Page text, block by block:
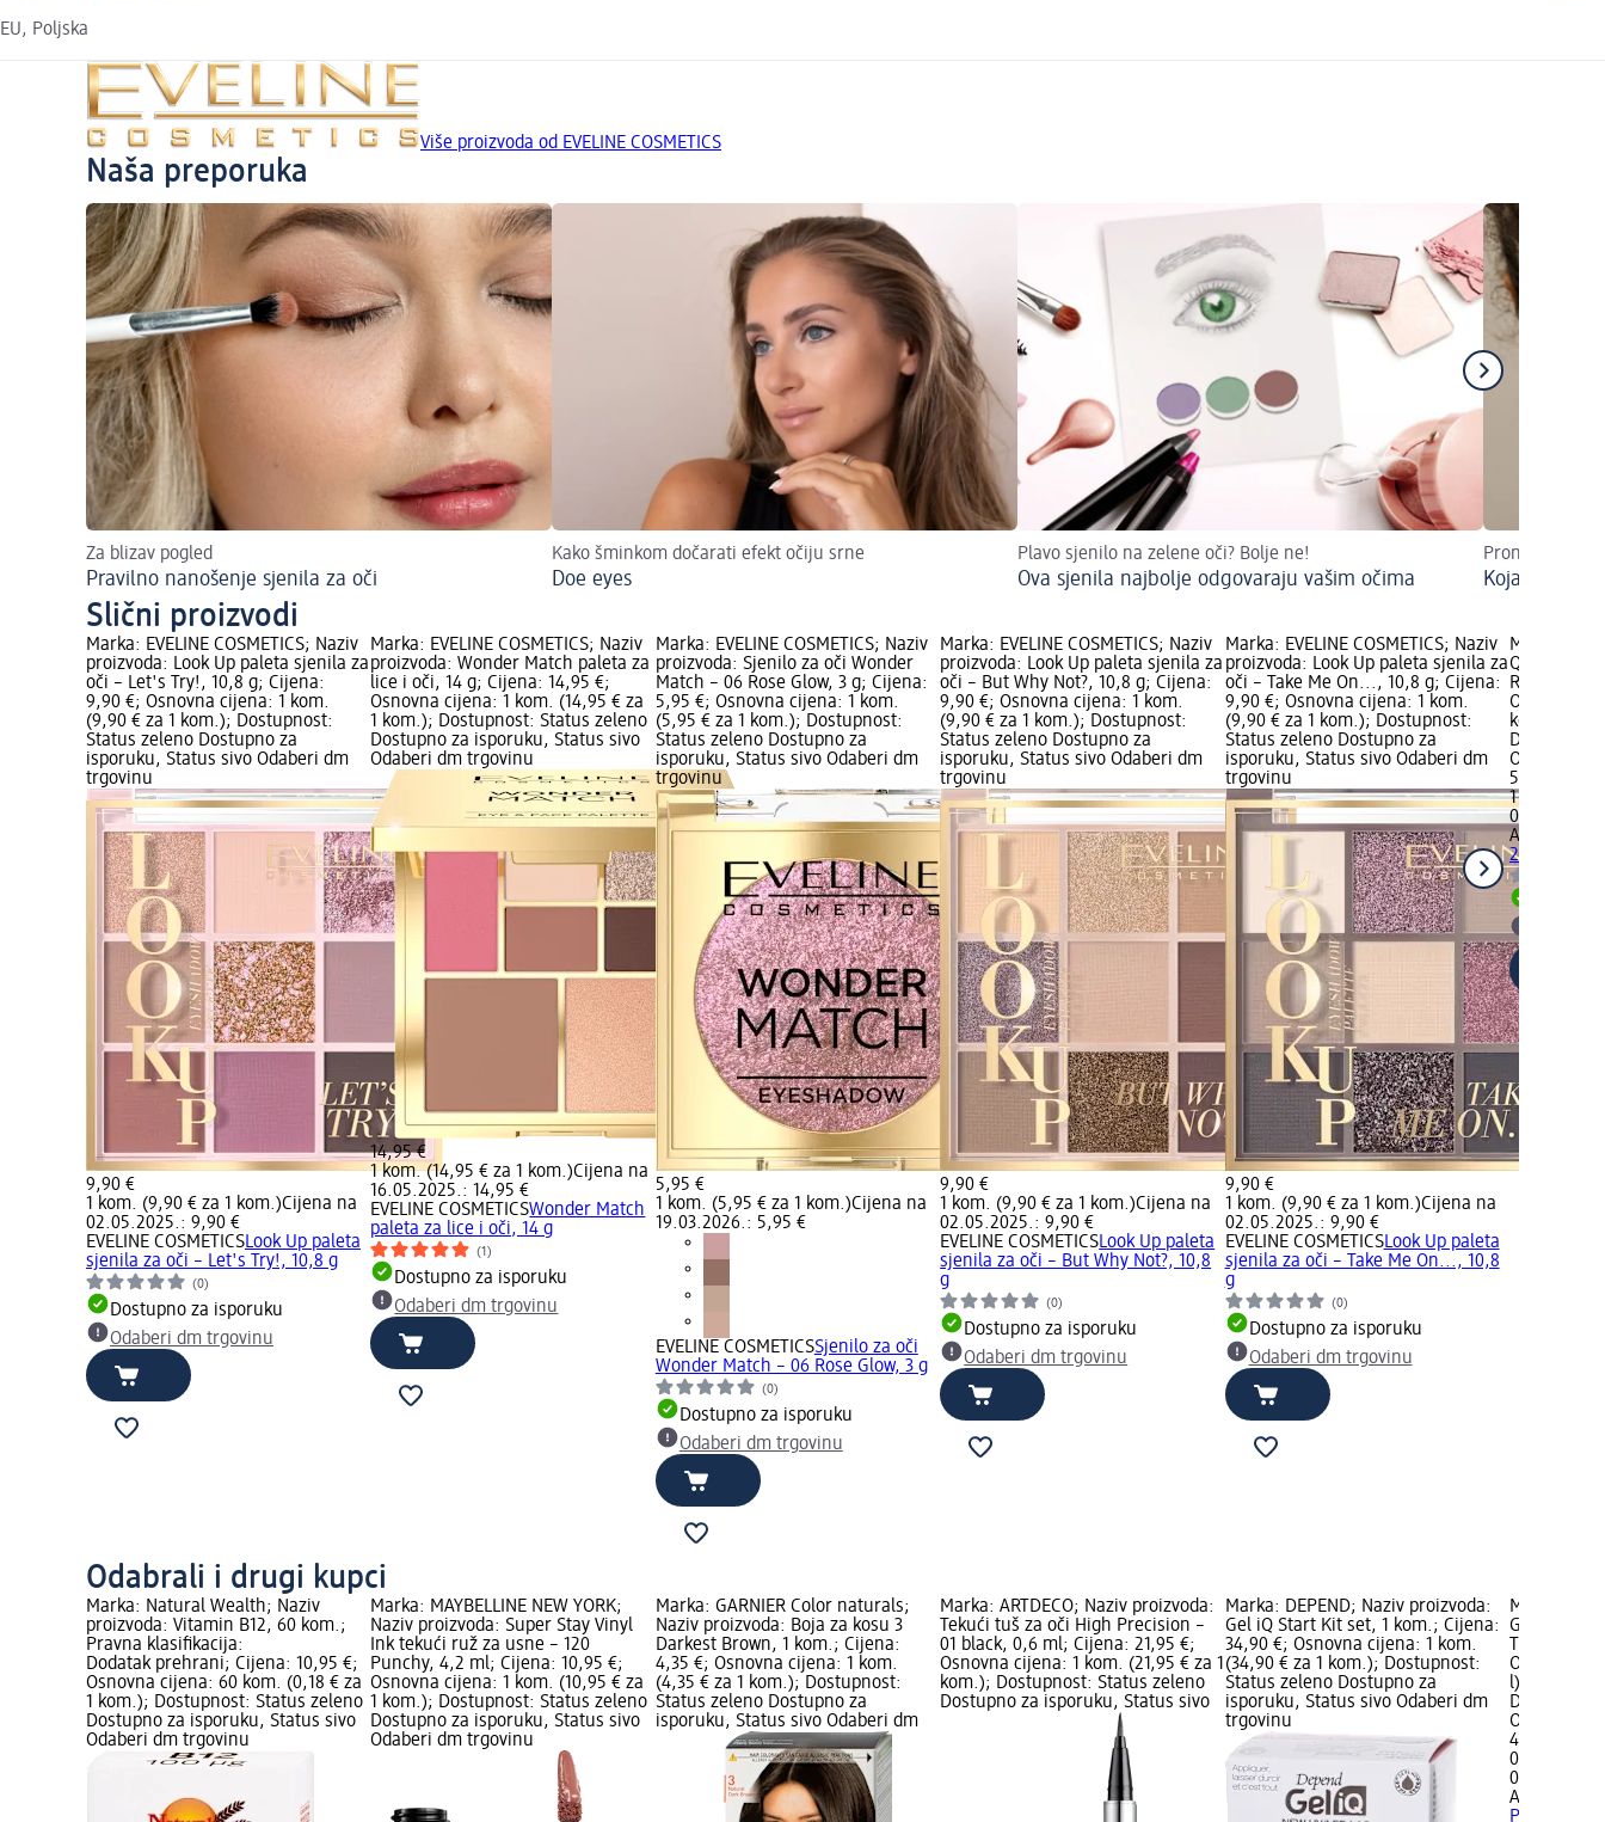
EU, Poljska
Više proizvoda od EVELINE COSMETICS
Naša preporuka
Za blizav pogled
Pravilno nanošenje sjenila za oči
Kako šminkom dočarati efekt očiju srne
Doe eyes
Plavo sjenilo na zelene oči? Bolje ne!
Ova sjenila najbolje odgovaraju vašim očima
Pronađite
Koja boja
Slični proizvodi
Marka: EVELINE COSMETICS; Naziv
proizvoda: Look Up paleta sjenila za
oči – Let's Try!, 10,8 g; Cijena:
9,90 €; Osnovna cijena: 1 kom.
(9,90 € za 1 kom.); Dostupnost:
Status zeleno Dostupno za
isporuku, Status sivo Odaberi dm
trgovinu
9,90 €
1 kom. (9,90 € za 1 kom.)Cijena na
02.05.2025.: 9,90 €
EVELINE COSMETICSLook Up paleta
sjenila za oči – Let's Try!, 10,8 g
(0)
Dostupno za isporuku
Odaberi dm trgovinu
Marka: EVELINE COSMETICS; Naziv
proizvoda: Wonder Match paleta za
lice i oči, 14 g; Cijena: 14,95 €;
Osnovna cijena: 1 kom. (14,95 € za
1 kom.); Dostupnost: Status zeleno
Dostupno za isporuku, Status sivo
Odaberi dm trgovinu
14,95 €
1 kom. (14,95 € za 1 kom.)Cijena na
16.05.2025.: 14,95 €
EVELINE COSMETICSWonder Match
paleta za lice i oči, 14 g
(1)
Dostupno za isporuku
Odaberi dm trgovinu
Marka: EVELINE COSMETICS; Naziv
proizvoda: Sjenilo za oči Wonder
Match – 06 Rose Glow, 3 g; Cijena:
5,95 €; Osnovna cijena: 1 kom.
(5,95 € za 1 kom.); Dostupnost:
Status zeleno Dostupno za
isporuku, Status sivo Odaberi dm
trgovinu
5,95 €
1 kom. (5,95 € za 1 kom.)Cijena na
19.03.2026.: 5,95 €
EVELINE COSMETICSSjenilo za oči
Wonder Match – 06 Rose Glow, 3 g
(0)
Dostupno za isporuku
Odaberi dm trgovinu
Marka: EVELINE COSMETICS; Naziv
proizvoda: Look Up paleta sjenila za
oči – But Why Not?, 10,8 g; Cijena:
9,90 €; Osnovna cijena: 1 kom.
(9,90 € za 1 kom.); Dostupnost:
Status zeleno Dostupno za
isporuku, Status sivo Odaberi dm
trgovinu
9,90 €
1 kom. (9,90 € za 1 kom.)Cijena na
02.05.2025.: 9,90 €
EVELINE COSMETICSLook Up paleta
sjenila za oči – But Why Not?, 10,8
g
(0)
Dostupno za isporuku
Odaberi dm trgovinu
Marka: EVELINE COSMETICS; Naziv
proizvoda: Look Up paleta sjenila za
oči – Take Me On..., 10,8 g; Cijena:
9,90 €; Osnovna cijena: 1 kom.
(9,90 € za 1 kom.); Dostupnost:
Status zeleno Dostupno za
isporuku, Status sivo Odaberi dm
trgovinu
9,90 €
1 kom. (9,90 € za 1 kom.)Cijena na
02.05.2025.: 9,90 €
EVELINE COSMETICSLook Up paleta
sjenila za oči – Take Me On..., 10,8
g
(0)
Dostupno za isporuku
Odaberi dm trgovinu
Marka:
Quattro
Rosy, 3,5
Osnovna
kom.);
Dostupno
Odaberi
5,50 €
1 kom.
AURA
2 Rosy, 3,5
Odabrali i drugi kupci
Marka: Natural Wealth; Naziv
proizvoda: Vitamin B12, 60 kom.;
Pravna klasifikacija:
Dodatak prehrani; Cijena: 10,95 €;
Osnovna cijena: 60 kom. (0,18 € za
1 kom.); Dostupnost: Status zeleno
Dostupno za isporuku, Status sivo
Odaberi dm trgovinu
Marka: MAYBELLINE NEW YORK;
Naziv proizvoda: Super Stay Vinyl
Ink tekući ruž za usne – 120
Punchy, 4,2 ml; Cijena: 10,95 €;
Osnovna cijena: 1 kom. (10,95 € za
1 kom.); Dostupnost: Status zeleno
Dostupno za isporuku, Status sivo
Odaberi dm trgovinu
Marka: GARNIER Color naturals;
Naziv proizvoda: Boja za kosu 3
Darkest Brown, 1 kom.; Cijena:
4,35 €; Osnovna cijena: 1 kom.
(4,35 € za 1 kom.); Dostupnost:
Status zeleno Dostupno za
isporuku, Status sivo Odaberi dm
Marka: ARTDECO; Naziv proizvoda:
Tekući tuš za oči High Precision –
01 black, 0,6 ml; Cijena: 21,95 €;
Osnovna cijena: 1 kom. (21,95 € za 1
kom.); Dostupnost: Status zeleno
Dostupno za isporuku, Status sivo
Marka: DEPEND; Naziv proizvoda:
Gel iQ Start Kit set, 1 kom.; Cijena:
34,90 €; Osnovna cijena: 1 kom.
(34,90 € za 1 kom.); Dostupnost:
Status zeleno Dostupno za
isporuku, Status sivo Odaberi dm
trgovinu
Marka:
Gel za
Osnovna
l);
Dostupno
Odaberi
4,75 €
0,2 l (23,75
AFRODITA
Probitic